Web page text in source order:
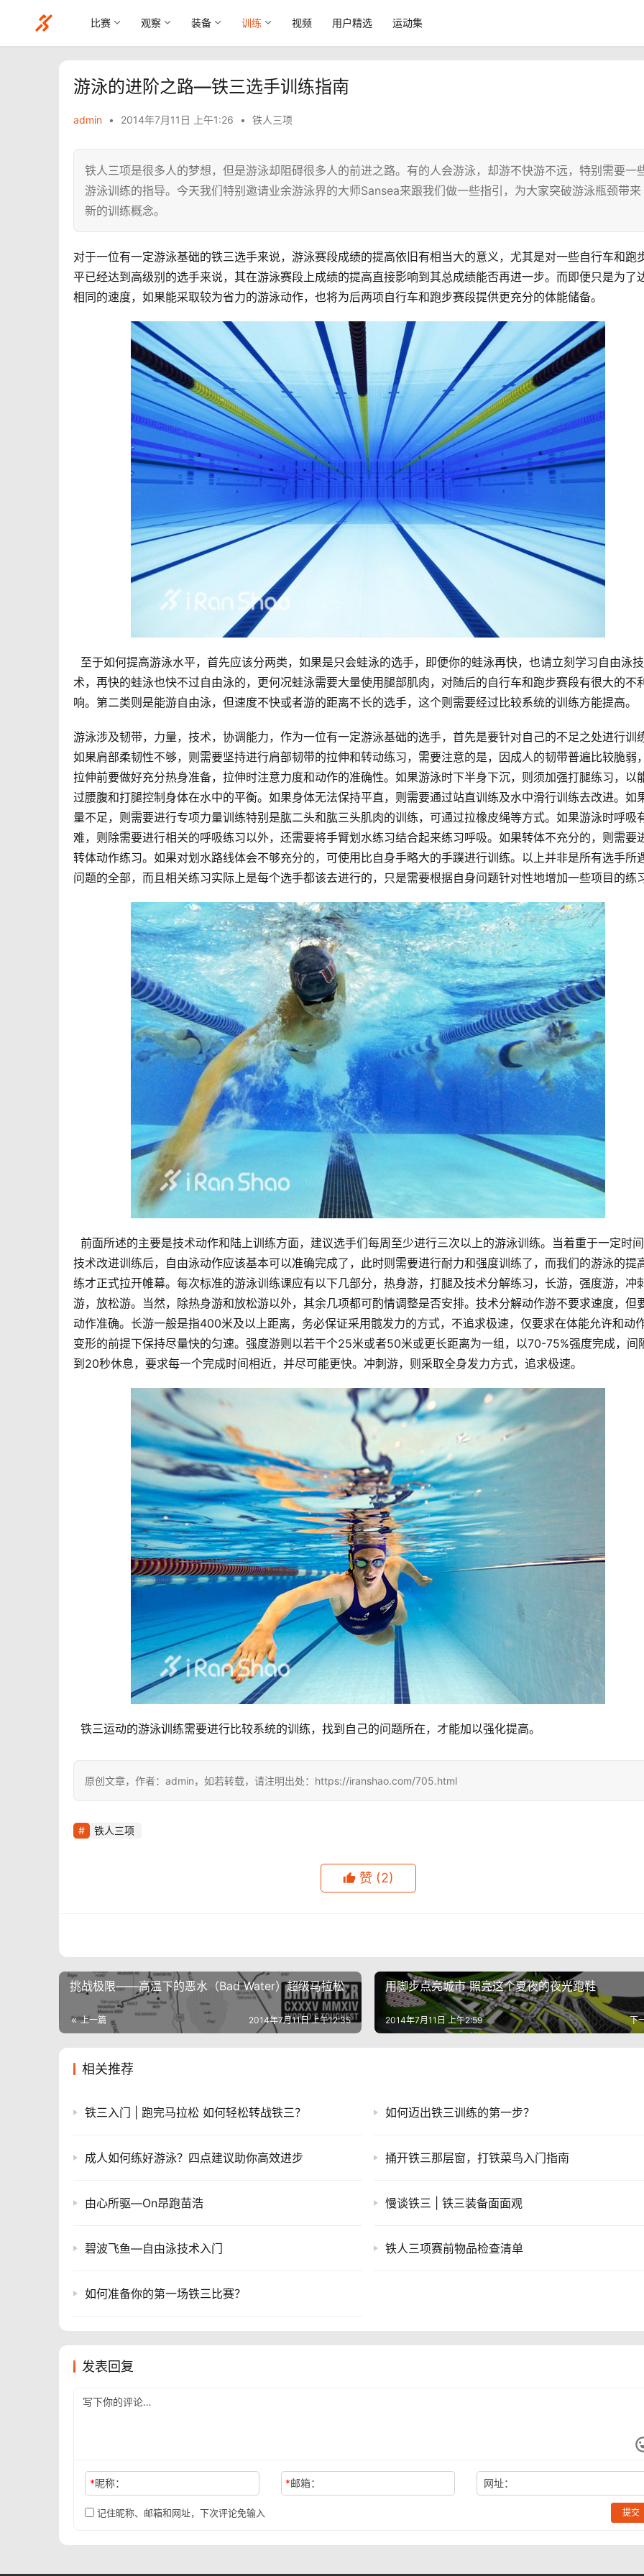
比赛 观察 装备 训练 视频 用户精选 运动集
游泳的进阶之路—铁三选手训练指南
admin • 2014年7月11日 上午1:26 • 铁人三项
铁人三项是很多人的梦想，但是游泳却阻碍很多人的前进之路。有的人会游泳，却游不快游不远，特别需要一
游泳训练的指导。今天我们特别邀请业余游泳界的大师Sansea来跟我们做一些指引，为大家突破游泳瓶颈带来
新的训练概念。
对于一位有一定游泳基础的铁三选手来说，游泳赛段成绩的提高依旧有相当大的意义，尤其是对一些自行车和跑
平已经达到高级别的选手来说，其在游泳赛段上成绩的提高直接影响到其总成绩能否再进一步。而即便只是为了
相同的速度，如果能采取较为省力的游泳动作，也将为后两项自行车和跑步赛段提供更充分的体能储备。
术，再快的蛙泳也快不过自由泳的，更何况蛙泳需要大量使用腿部肌肉，对随后的自行车和跑步赛段有很大的不
响。第二类则是能游自由泳，但速度不快或者游的距离不长的选手，这个则需要经过比较系统的训练方能提高。
游泳涉及韧带，力量，技术，协调能力，作为一位有一定游泳基础的选手，首先是要针对自己的不足之处进行训
如果肩部柔韧性不够，则需要坚持进行肩部韧带的拉伸和转动练习，需要注意的是，因成人的韧带普遍比较脆弱
拉伸前要做好充分热身准备，拉伸时注意力度和动作的准确性。如果游泳时下半身下沉，则须加强打腿练习，以
过腰腹和打腿控制身体在水中的平衡。如果身体无法保持平直，则需要通过站直训练及水中滑行训练去改进。如
量不足，则需要进行专项力量训练特别是肱二头和肱三头肌肉的训练，可通过拉橡皮绳等方式。如果游泳时呼吸
难，则除需要进行相关的呼吸练习以外，还需要将手臂划水练习结合起来练习呼吸。如果转体不充分的，则需要
转体动作练习。如果对划水路线体会不够充分的，可使用比自身手略大的手蹼进行训练。以上并非是所有选手所
问题的全部，而且相关练习实际上是每个选手都该去进行的，只是需要根据自身问题针对性地增加一些项目的练
技术改进训练后，自由泳动作应该基本可以准确完成了，此时则需要进行耐力和强度训练了，而我们的游泳的提
练才正式拉开帷幕。每次标准的游泳训练课应有以下几部分，热身游，打腿及技术分解练习，长游，强度游，冲
游，放松游。当然，除热身游和放松游以外，其余几项都可酌情调整是否安排。技术分解动作游不要求速度，但
动作准确。长游一般是指400米及以上距离，务必保证采用髋发力的方式，不追求极速，仅要求在体能允许和动
变形的前提下保持尽量快的匀速。强度游则以若干个25米或者50米或更长距离为一组，以70-75%强度完成，间
到20秒休息，要求每一个完成时间相近，并尽可能更快。冲刺游，则采取全身发力方式，追求极速。
  铁三运动的游泳训练需要进行比较系统的训练，找到自己的问题所在，才能加以强化提高。
原创文章，作者：admin，如若转载，请注明出处：https://iranshao.com/705.html
铁人三项
赞 (2)
挑战极限——高温下的恶水（Bad Water）超级马拉松
上一篇 2014年7月11日 上午12:35
用脚步点亮城市 照亮这个夏夜的夜光跑鞋
下
2014年7月11日 上午2:59
相关推荐
铁三入门 | 跑完马拉松 如何轻松转战铁三？ 如何迈出铁三训练的第一步？
成人如何练好游泳？四点建议助你高效进步 捅开铁三那层窗，打铁菜鸟入门指南
由心所驱—On昂跑苗浩 慢谈铁三 | 铁三装备面面观
碧波飞鱼—自由泳技术入门 铁人三项赛前物品检查清单
如何准备你的第一场铁三比赛？
发表回复
*昵称： *邮箱： 网址：
记住昵称、邮箱和网址，下次评论免输入 提交